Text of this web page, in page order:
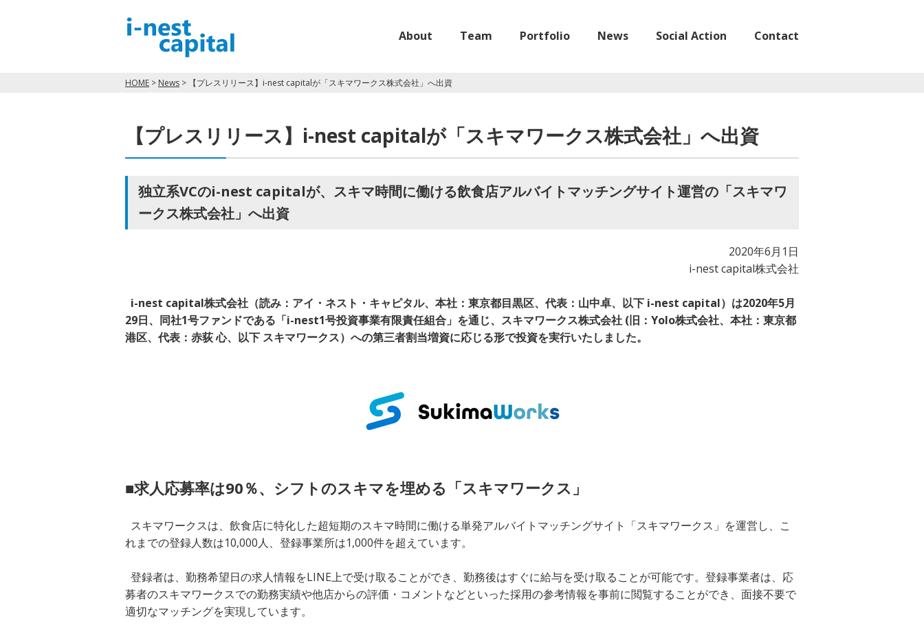
About Team Portfolio News Social Action Contact
HOME > News > 【プレスリリース】i-nest capitalが「スキマワークス株式会社」へ出資
【プレスリリース】i-nest capitalが「スキマワークス株式会社」へ出資
独立系VCのi-nest capitalが、スキマ時間に働ける飲食店アルバイトマッチングサイト運営の「スキマワ
ークス株式会社」へ出資
2020年6月1日
i-nest capital株式会社
i-nest capital株式会社（読み：アイ・ネスト・キャピタル、本社：東京都目黒区、代表：山中卓、以下 i-nest capital）は2020年5⽉
29⽇、同社1号ファンドである「i-nest1号投資事業有限責任組合」を通じ、スキマワークス株式会社 (旧：Yolo株式会社、本社：東京都
港区、代表：赤荻 心、以下 スキマワークス）への第三者割当増資に応じる形で投資を実行いたしました。
■求人応募率は90％、シフトのスキマを埋める「スキマワークス」
スキマワークスは、飲食店に特化した超短期のスキマ時間に働ける単発アルバイトマッチングサイト「スキマワークス」を運営し、こ
れまでの登録人数は10,000人、登録事業所は1,000件を超えています。
登録者は、勤務希望日の求人情報をLINE上で受け取ることができ、勤務後はすぐに給与を受け取ることが可能です。登録事業者は、応
募者のスキマワークスでの勤務実績や他店からの評価・コメントなどといった採用の参考情報を事前に閲覧することができ、面接不要で
適切なマッチングを実現しています。